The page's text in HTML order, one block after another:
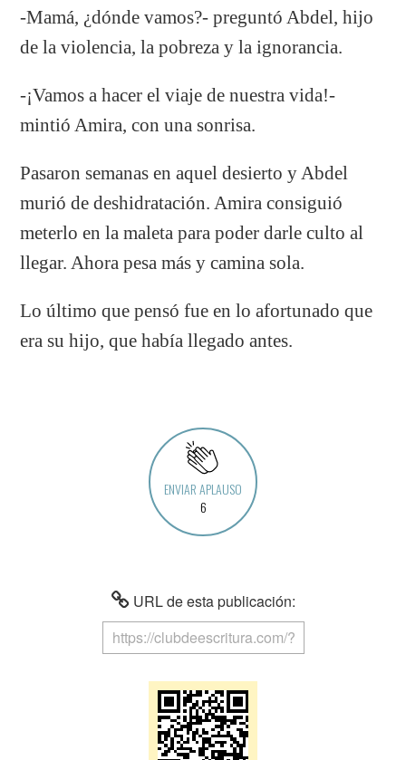
-Mamá, ¿dónde vamos?- preguntó Abdel, hijo
de la violencia, la pobreza y la ignorancia.
-¡Vamos a hacer el viaje de nuestra vida!-
mintió Amira, con una sonrisa.
Pasaron semanas en aquel desierto y Abdel
murió de deshidratación. Amira consiguió
meterlo en la maleta para poder darle culto al
llegar. Ahora pesa más y camina sola.
Lo último que pensó fue en lo afortunado que
era su hijo, que había llegado antes.
ENVIAR APLAUSO
6
URL de esta publicación: